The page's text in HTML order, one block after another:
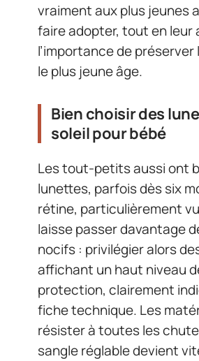
vraiment aux plus jeunes
faire adopter, tout en leur
l’importance de préserver
le plus jeune âge.
Bien choisir des
soleil pour bébé
Les tout-petits aussi ont
lunettes, parfois dès six
rétine, particulièrement
laisse passer davantage
nocifs : privilégier alors
affichant un haut niveau
protection, clairement
fiche technique. Les
résister à toutes les
sangle réglable devient